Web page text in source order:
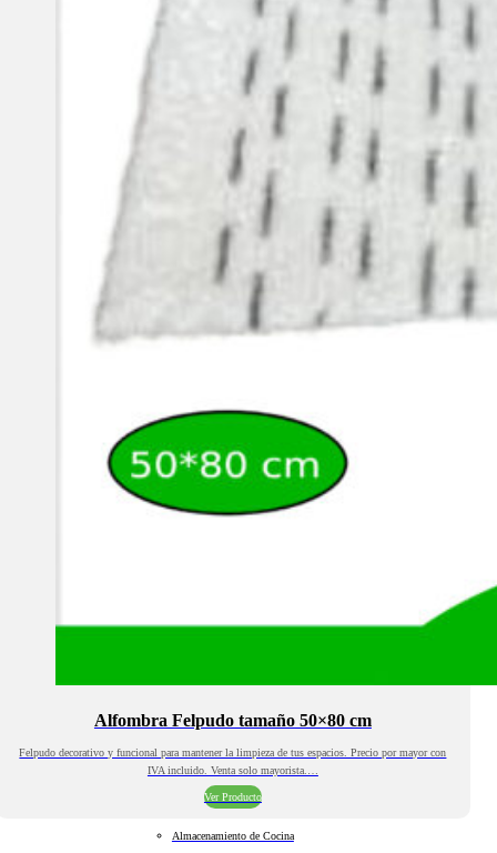
Alfombra Felpudo tamaño 50×80 cm
Felpudo decorativo y funcional para mantener la limpieza de tus espacios. Precio por mayor con
IVA incluido. Venta solo mayorista.…
Ver Producto
Almacenamiento de Cocina